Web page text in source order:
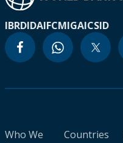
IBRDIDAIFCMIGAICSID
Who We
Countries